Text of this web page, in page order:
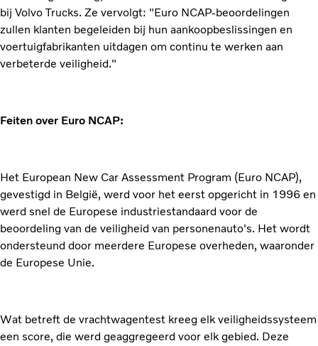
bij Volvo Trucks. Ze vervolgt: "Euro NCAP-beoordelingen
zullen klanten begeleiden bij hun aankoopbeslissingen en
voertuigfabrikanten uitdagen om continu te werken aan
verbeterde veiligheid."
Feiten over Euro NCAP:
Het European New Car Assessment Program (Euro NCAP),
gevestigd in België, werd voor het eerst opgericht in 1996 en
werd snel de Europese industriestandaard voor de
beoordeling van de veiligheid van personenauto's. Het wordt
ondersteund door meerdere Europese overheden, waaronder
de Europese Unie.
Wat betreft de vrachtwagentest kreeg elk veiligheidssysteem
een score, die werd geaggregeerd voor elk gebied. Deze